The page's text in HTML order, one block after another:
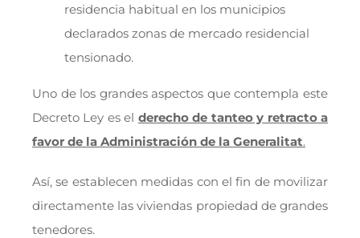
residencia habitual en los municipios
declarados zonas de mercado residencial
tensionado.
Uno de los grandes aspectos que contempla este
Decreto Ley es el derecho de tanteo y retracto a
favor de la Administración de la Generalitat.
Así, se establecen medidas con el fin de movilizar
directamente las viviendas propiedad de grandes
tenedores.